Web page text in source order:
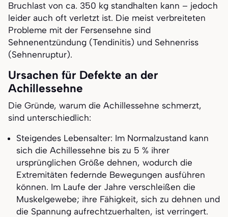
Bruchlast von ca. 350 kg standhalten kann – jedoch
leider auch oft verletzt ist. Die meist verbreiteten
Probleme mit der Fersensehne sind
Sehnenentzündung (Tendinitis) und Sehnenriss
(Sehnenruptur).
Ursachen für Defekte an der
Achillessehne
Die Gründe, warum die Achillessehne schmerzt,
sind unterschiedlich:
Steigendes Lebensalter: Im Normalzustand kann
sich die Achillessehne bis zu 5 % ihrer
ursprünglichen Größe dehnen, wodurch die
Extremitäten federnde Bewegungen ausführen
können. Im Laufe der Jahre verschleißen die
Muskelgewebe; ihre Fähigkeit, sich zu dehnen und
die Spannung aufrechtzuerhalten, ist verringert.